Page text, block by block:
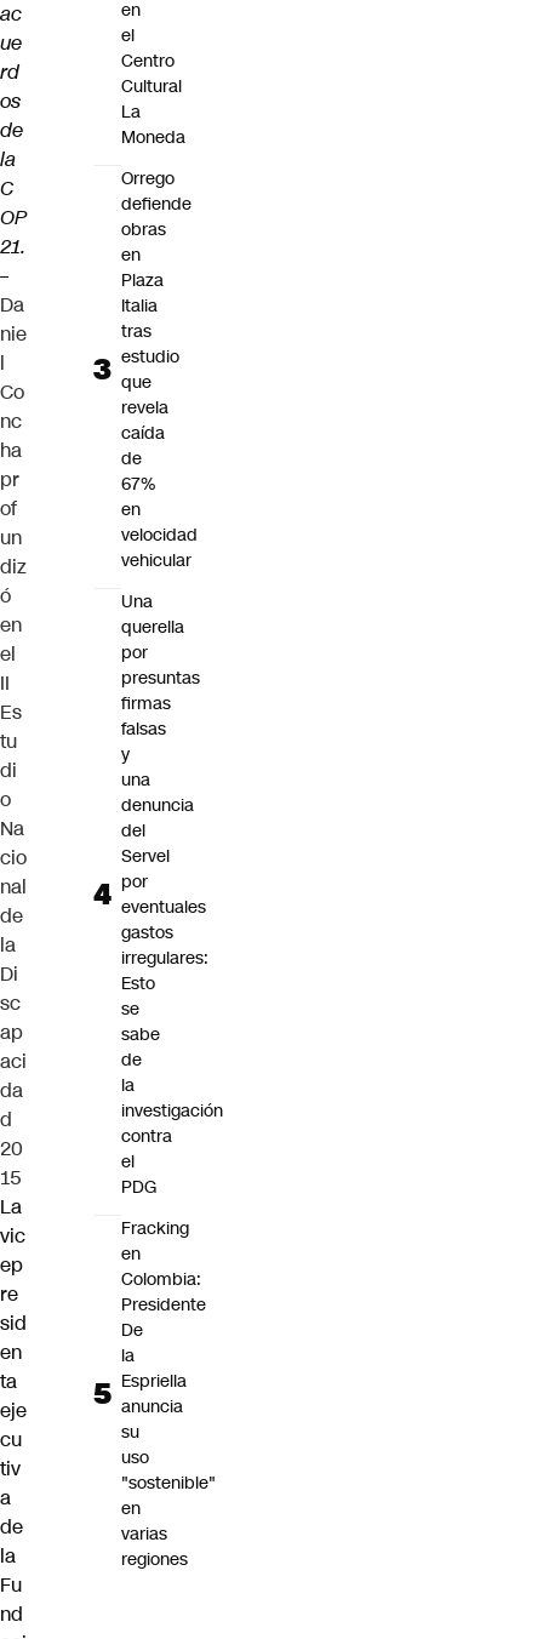
ac
ue
rd
os
de
la
C
OP
21.
–
Da
nie
l
Co
nc
ha
pr
of
un
diz
ó
en
el
II
Es
tu
di
o
Na
cio
nal
de
la
Di
sc
ap
aci
da
d
20
15
La
vic
ep
re
sid
en
ta
eje
cu
tiv
a
de
la
Fu
nd
en
el
Centro
Cultural
La
Moneda
Orrego
defiende
obras
en
Plaza
Italia
tras
estudio
que
revela
caída
de
67%
en
velocidad
vehicular
Una
querella
por
presuntas
firmas
falsas
y
una
denuncia
del
Servel
por
eventuales
gastos
irregulares:
Esto
se
sabe
de
la
investigación
contra
el
PDG
Fracking
en
Colombia:
Presidente
De
la
Espriella
anuncia
su
uso
"sostenible"
en
varias
regiones